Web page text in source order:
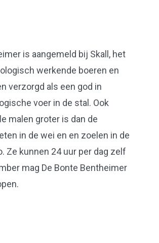
is aangemeld bij Skall, het
werkende boeren en
verzorgd als een god in
voer in de stal. Ook
malen groter is dan de
in de wei en en zoelen in de
Ze kunnen 24 uur per dag zelf
mag De Bonte Bentheimer